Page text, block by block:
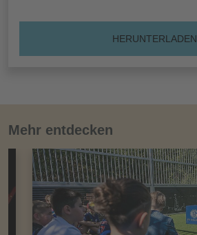
HERUNTERLADEN
Mehr entdecken